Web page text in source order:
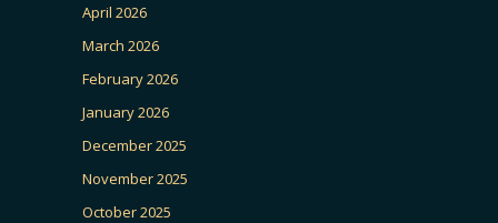
April 2026
March 2026
February 2026
January 2026
December 2025
November 2025
October 2025